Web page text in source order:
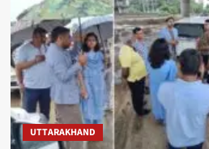
UTTARAKHAND